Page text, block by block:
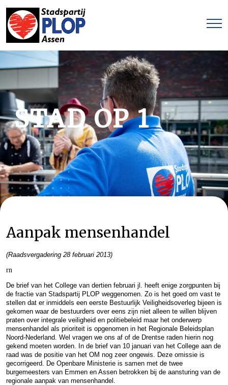
STAD OP 1
Aanpak mensenhandel
(Raadsvergadering 28 februari 2013)
rn
De brief van het College van dertien februari jl. heeft enige zorgpunten bij
de fractie van Stadspartij PLOP weggenomen. Zo is het goed om vast te
stellen dat er inmiddels een eerste Bestuurlijk Veiligheidsoverleg bijeen is
gekomen waar de bestuurders over eens zijn niet alleen te willen blijven
praten over integrale veiligheid en politiebeleid maar het onderwerp
mensenhandel als prioriteit is opgenomen in het Regionale Beleidsplan
Noord-Nederland. Wel vragen we ons af of de Drentse raden hierin nog
gekend moeten worden. In de brief van 10 januari van het College aan de
raad was de positie van het OM nog zeer ongewis. Deze omissie is
gecorrigeerd. De Openbare Ministerie is samen met de twee
burgemeesters van Emmen en Assen betrokken bij de aansturing van de
regionale aanpak van mensenhandel.